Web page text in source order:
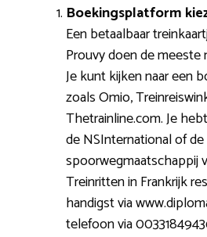
Boekingsplatform
Een betaalbaar
Prouvy doen de meeste
Je kunt kijken naar een
zoals Omio,
Thetrainline.com. Je
de NSInternational of
spoorwegmaatschappij
Treinritten in Frankrijk
handigst via
telefoon via